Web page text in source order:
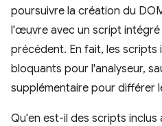
poursuivre la création du
l'œuvre avec un script
précédent. En fait, les
bloquants pour l'analyseur,
supplémentaire pour différer
Qu'en est-il des scripts inclus